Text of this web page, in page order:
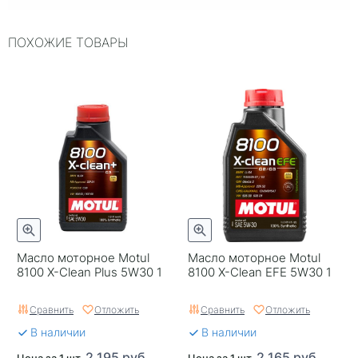
Объем, л
Металлическая
канистра
Двигатель
Страна бренда
Япония
Серия
~
Срок годности в днях
1825
ПОХОЖИЕ ТОВАРЫ
Масло моторное Motul
8100 X-Clean Plus 5W30 1
Сравнить Отложить
В наличии
Масло моторное Motul
8100 X-Clean EFE 5W30 1
Сравнить Отложить
В наличии